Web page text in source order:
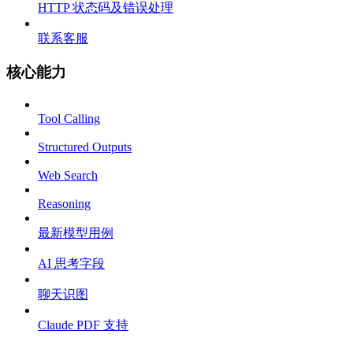
HTTP 状态码及错误处理
联系客服
核心能力
Tool Calling
Structured Outputs
Web Search
Reasoning
最新模型用例
AI 思考字段
聊天识图
Claude PDF 支持